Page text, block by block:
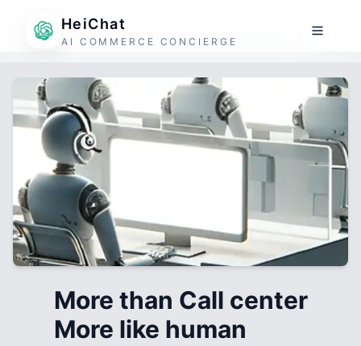
HeiChat
AI COMMERCE CONCIERGE
More than Call center
More like human